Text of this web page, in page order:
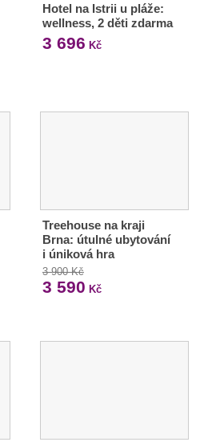
Hotel na Istrii u pláže:
wellness, 2 děti zdarma
3 696 Kč
Treehouse na kraji
Brna: útulné ubytování
i úniková hra
3 900 Kč
3 590 Kč